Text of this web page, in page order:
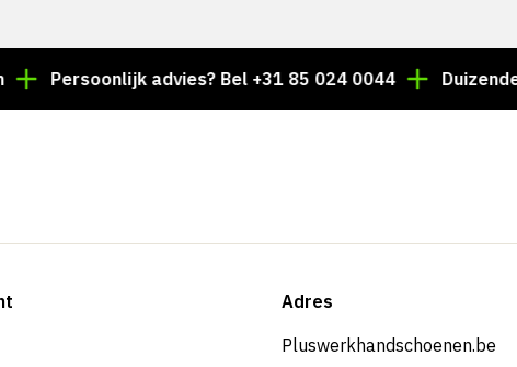
advies? Bel +31 85 024 0044 Duizenden
Adres
Pluswerkhandschoenen.be